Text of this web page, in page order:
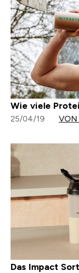
Wie viele
25/04/19 VON
Das Impact